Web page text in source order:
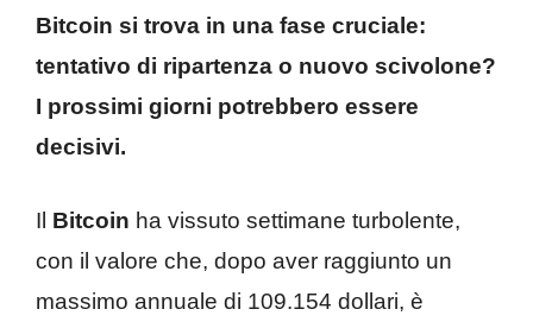
Bitcoin si trova in una fase cruciale:
tentativo di ripartenza o nuovo scivolone?
I prossimi giorni potrebbero essere
decisivi.
Il Bitcoin ha vissuto settimane turbolente,
con il valore che, dopo aver raggiunto un
massimo annuale di 109.154 dollari, è